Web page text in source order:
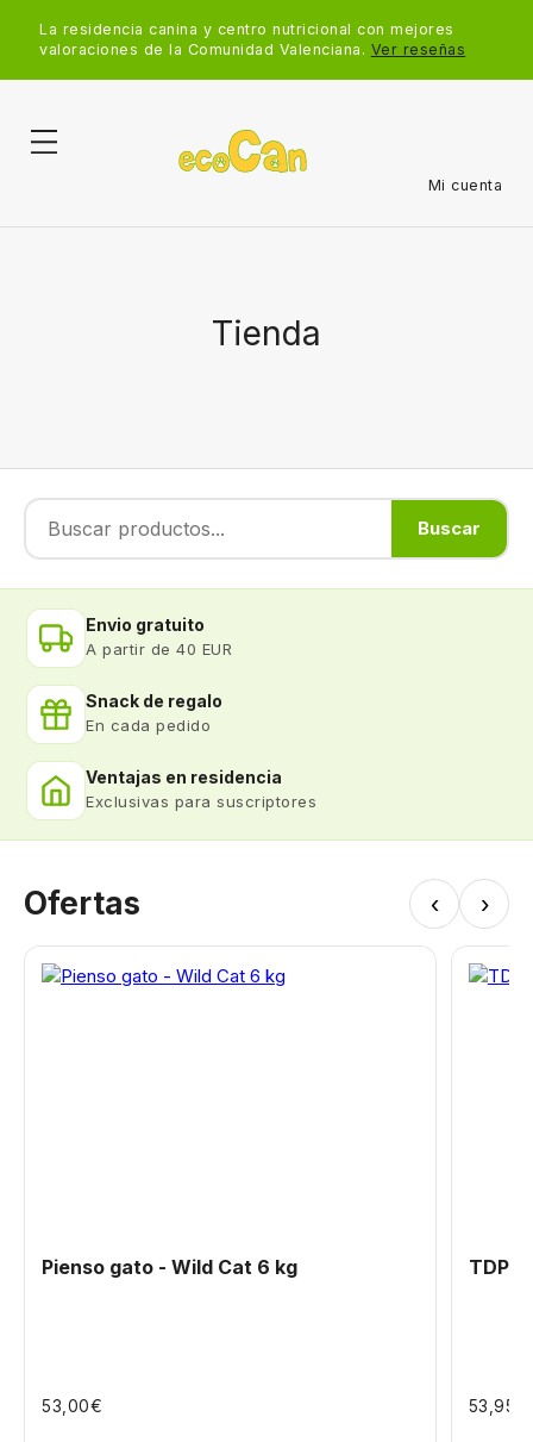
La residencia canina y centro nutricional con mejores
valoraciones de la Comunidad Valenciana. Ver reseñas
Mi cuenta
Tienda
Buscar
Envio gratuito
A partir de 40 EUR
Snack de regalo
En cada pedido
Ventajas en residencia
Exclusivas para suscriptores
Ofertas ‹ ›
Pienso gato - Wild Cat 6 kg
53,00€
TDP
53,95